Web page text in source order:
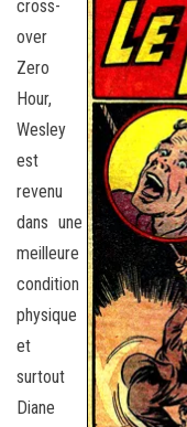
cross-
over
Zero
Hour,
Wesley
est
revenu
dans une
meilleure
condition
physique
et
surtout
Diane